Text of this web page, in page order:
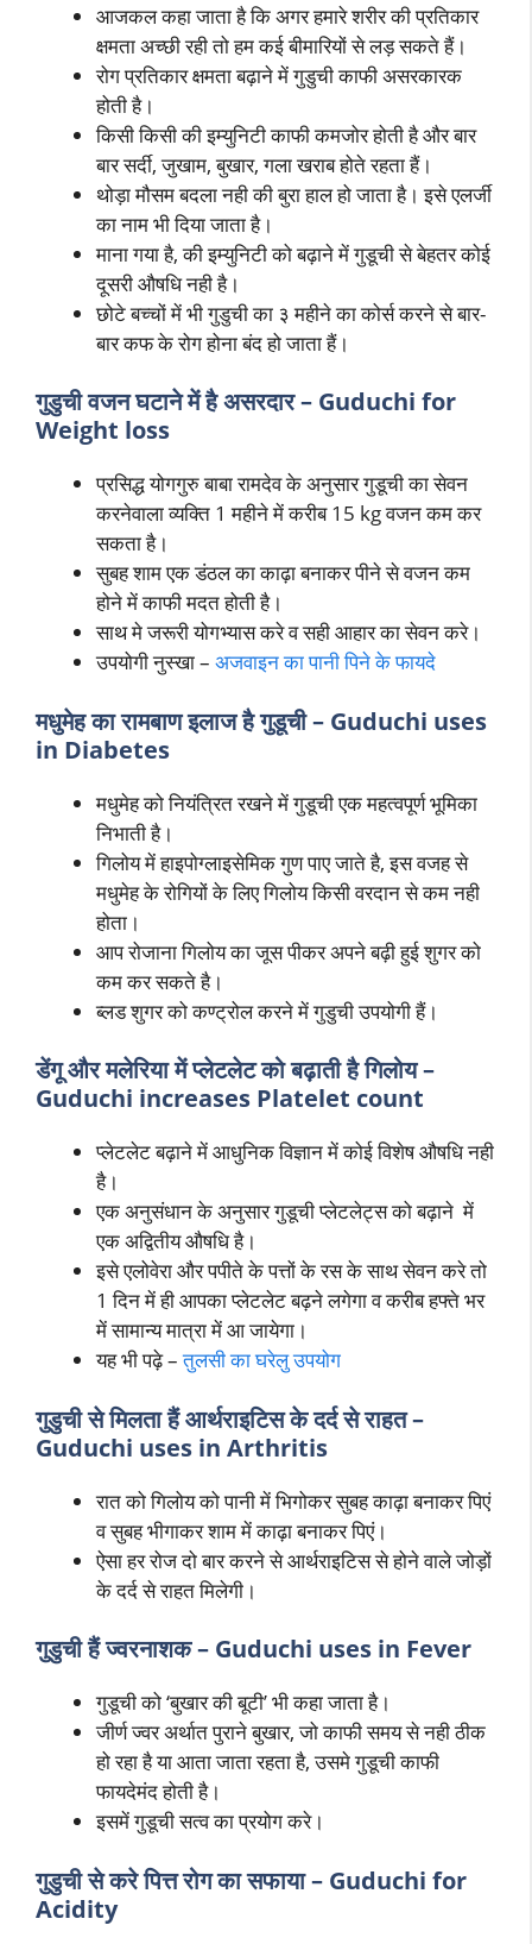
आजकल कहा जाता है कि अगर हमारे शरीर की प्रतिकार
क्षमता अच्छी रही तो हम कई बीमारियों से लड़ सकते हैं।
रोग प्रतिकार क्षमता बढ़ाने में गुडुची काफी असरकारक
होती है।
किसी किसी की इम्युनिटी काफी कमजोर होती है और बार
बार सर्दी, जुखाम, बुखार, गला खराब होते रहता हैं।
थोड़ा मौसम बदला नही की बुरा हाल हो जाता है। इसे एलर्जी
का नाम भी दिया जाता है।
माना गया है, की इम्युनिटी को बढ़ाने में गुडूची से बेहतर कोई
दूसरी औषधि नही है।
छोटे बच्चों में भी गुडुची का ३ महीने का कोर्स करने से बार-
बार कफ के रोग होना बंद हो जाता हैं।
गुडुची वजन घटाने में है असरदार– Guduchi for
Weight loss
प्रसिद्ध योगगुरु बाबा रामदेव के अनुसार गुडूची का सेवन
करनेवाला व्यक्ति 1 महीने में करीब 15 kg वजन कम कर
सकता है।
सुबह शाम एक डंठल का काढ़ा बनाकर पीने से वजन कम
होने में काफी मदत होती है।
साथ मे जरूरी योगभ्यास करे व सही आहार का सेवन करे।
उपयोगी नुस्खा – अजवाइन का पानी पिने के फायदे
मधुमेह का रामबाण इलाज है गुडूची– Guduchi uses
in Diabetes
मधुमेह को नियंत्रित रखने में गुडूची एक महत्वपूर्ण भूमिका
निभाती है।
गिलोय में हाइपोग्लाइसेमिक गुण पाए जाते है, इस वजह से
मधुमेह के रोगियों के लिए गिलोय किसी वरदान से कम नही
होता।
आप रोजाना गिलोय का जूस पीकर अपने बढ़ी हुई शुगर को
कम कर सकते है।
ब्लड शुगर को कण्ट्रोल करने में गुडुची उपयोगी हैं।
डेंगू और मलेरिया मेंप्लेटलेट को बढ़ाती है गिलोय–
Guduchi increases Platelet count
प्लेटलेट बढ़ाने में आधुनिक विज्ञान में कोई विशेष औषधि नही
है।
एक अनुसंधान के अनुसार गुडूची प्लेटलेट्स को बढ़ाने में
एक अद्वितीय औषधि है।
इसे एलोवेरा और पपीते के पत्तों के रस के साथ सेवन करे तो
1 दिन में ही आपका प्लेटलेट बढ़ने लगेगा व करीब हफ्ते भर
में सामान्य मात्रा में आ जायेगा।
यह भी पढ़े –तुलसी का घरेलु उपयोग
गुडुची से मिलता हैंआर्थराइटिस के दर्द से राहत–
Guduchi uses in Arthritis
रात को गिलोय को पानी में भिगोकर सुबह काढ़ा बनाकर पिएं
व सुबह भीगाकर शाम में काढ़ा बनाकर पिएं।
ऐसा हर रोज दो बार करने से आर्थराइटिस से होने वाले जोड़ों
के दर्द से राहत मिलेगी।
गुडुची हैं ज्वरनाशक– Guduchi uses in Fever
गुडूची को ‘बुखार की बूटी’ भी कहा जाता है।
जीर्ण ज्वर अर्थात पुराने बुखार, जो काफी समय से नही ठीक
हो रहा है या आता जाता रहता है, उसमे गुडूची काफी
फायदेमंद होती है।
इसमें गुडूची सत्व का प्रयोग करे।
गुडुची से करे पित्त रोग का सफाया– Guduchi for
Acidity